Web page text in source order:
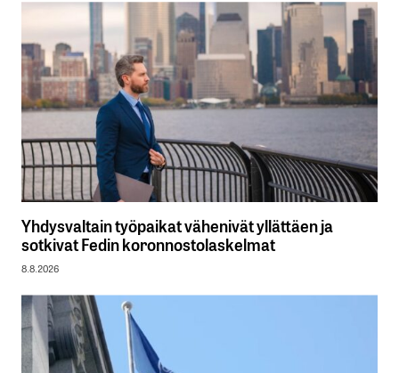
Yhdysvaltain työpaikat vähenivät yllättäen ja
sotkivat Fedin koronnostolaskelmat
8.8.2026